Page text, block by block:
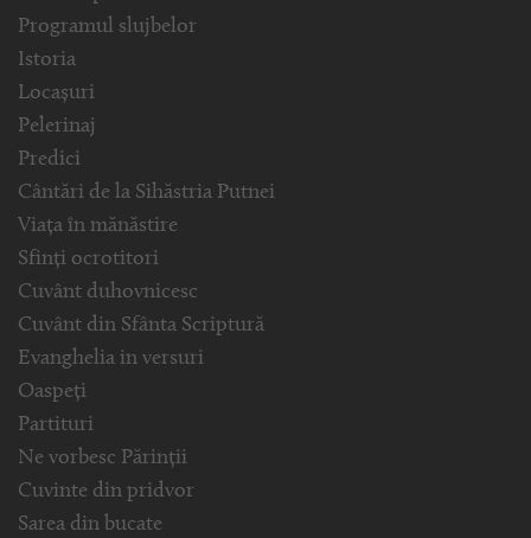
Programul slujbelor
Istoria
Locașuri
Pelerinaj
Predici
Cântări de la Sihăstria Putnei
Viața în mănăstire
Sfinți ocrotitori
Cuvânt duhovnicesc
Cuvânt din Sfânta Scriptură
Evanghelia in versuri
Oaspeți
Partituri
Ne vorbesc Părinții
Cuvinte din pridvor
Sarea din bucate